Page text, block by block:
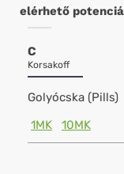
elérhető
C
Korsakoff
Golyócska (Pills)
1MK
10MK